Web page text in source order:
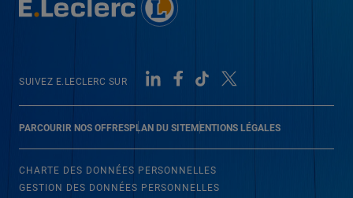
PARCOURIR NOS OFFRESPLAN DU SITEMENTIONS LÉGALES
SUIVEZ E.LECLERC SUR
CHARTE DES DONNÉES PERSONNELLES
GESTION DES DONNÉES PERSONNELLES